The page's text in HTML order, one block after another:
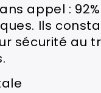
appel :
Ils
sécurité au